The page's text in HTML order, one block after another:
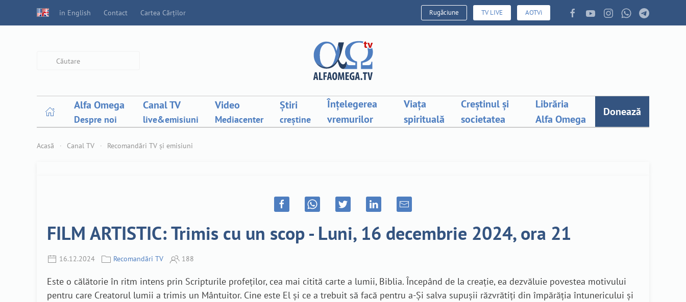
in English Contact Cartea Cărților Rugăciune TV LIVE AOTVi
Alfa Omega
Despre noi
Canal TV
live&emisiuni
Video
Mediacenter
Știri
creștine
Înțelegerea
vremurilor
Viața
spirituală
Creștinul și
societatea
Librăria
Alfa Omega
Donează
Acasă Canal TV Recomandări TV și emisiuni
FILM ARTISTIC: Trimis cu un scop - Luni, 16 decembrie 2024, ora 21
16.12.2024 Recomandări TV 188
Este o călătorie în ritm intens prin Scripturile profeților, cea mai citită carte a lumii, Biblia. Începând de la creație, ea dezvăluie povestea motivului
pentru care Creatorul lumii a trimis un Mântuitor. Cine este El și ce a trebuit să facă pentru a-Și salva supușii răzvrătiți din împărăția întunericului și